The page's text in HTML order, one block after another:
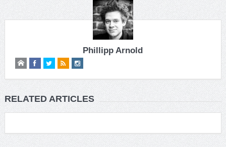
Phillipp Arnold
RELATED ARTICLES